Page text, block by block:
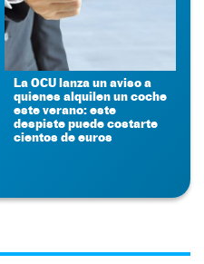
La OCU lanza un aviso a
quienes alquilen un coche
este verano: este
despiste puede costarte
cientos de euros